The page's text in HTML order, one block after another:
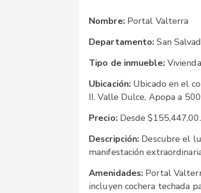
Nombre: Portal Valterra
Departamento: San
Tipo de inmueble:
Ubicación: Ubicado en el
II. Valle Dulce, Apopa a
Precio: Desde $155,447.00.
Descripción: Descubre el
manifestación
Amenidades: Portal
incluyen cochera techada